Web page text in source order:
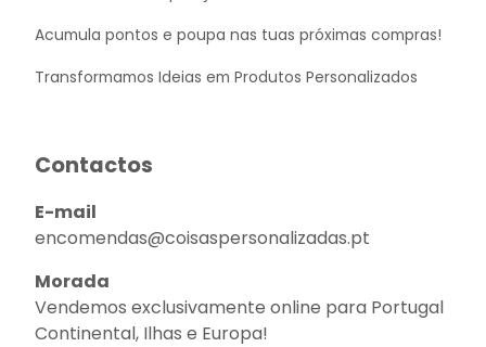
Acumula pontos e poupa nas tuas próximas compras!
Transformamos Ideias em Produtos Personalizados
Contactos
E-mail
encomendas@coisaspersonalizadas.pt
Morada
Vendemos exclusivamente online para Portugal
Continental, Ilhas e Europa!